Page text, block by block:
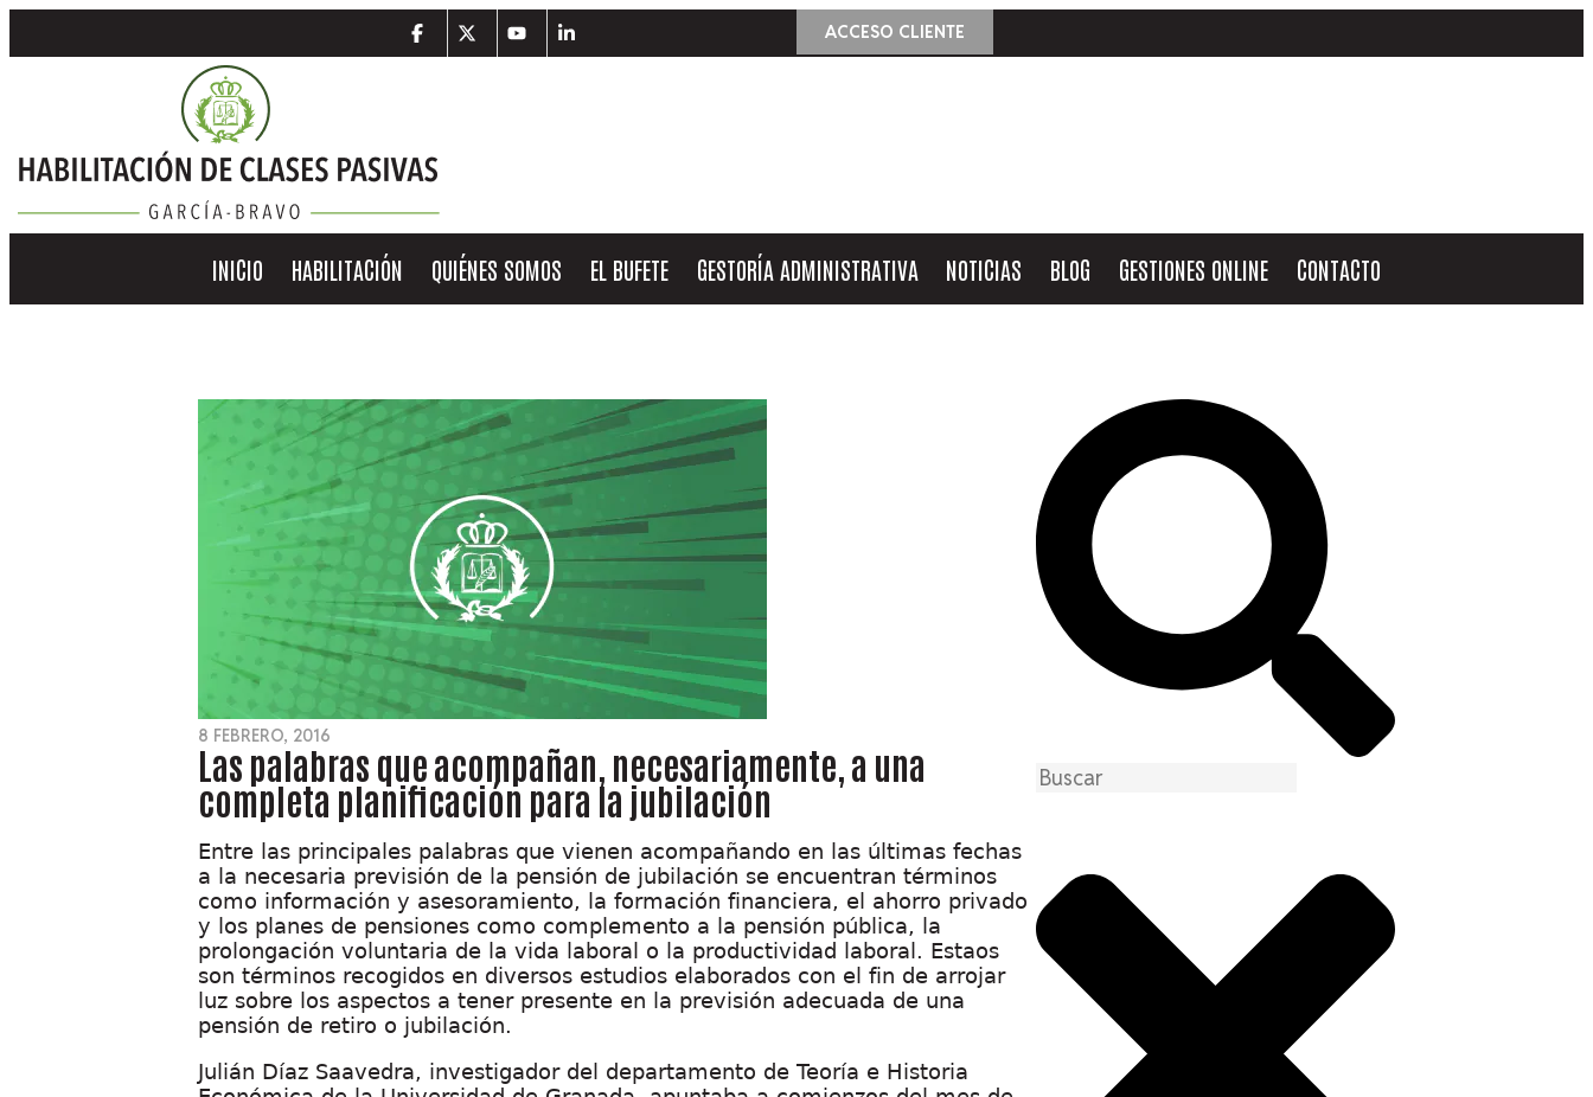
ACCESO CLIENTE
INICIO HABILITACIÓN QUIÉNES SOMOS EL BUFETE GESTORÍA ADMINISTRATIVA NOTICIAS BLOG GESTIONES ONLINE CONTACTO
8 FEBRERO, 2016
Las palabras que acompañan, necesariamente, a una
completa planificación para la jubilación
Entre las principales palabras que vienen acompañando en las últimas fechas
a la necesaria previsión de la pensión de jubilación se encuentran términos
como información y asesoramiento, la formación financiera, el ahorro privado
y los planes de pensiones como complemento a la pensión pública, la
prolongación voluntaria de la vida laboral o la productividad laboral. Estaos
son términos recogidos en diversos estudios elaborados con el fin de arrojar
luz sobre los aspectos a tener presente en la previsión adecuada de una
pensión de retiro o jubilación.
Julián Díaz Saavedra, investigador del departamento de Teoría e Historia